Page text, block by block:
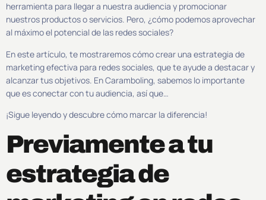
herramienta para llegar a nuestra audiencia y promocionar
nuestros productos o servicios. Pero, ¿cómo podemos aprovechar
al máximo el potencial de las redes sociales?
En este artículo, te mostraremos cómo crear una estrategia de
marketing efectiva para redes sociales, que te ayude a destacar y
alcanzar tus objetivos. En Caramboling, sabemos lo importante
que es conectar con tu audiencia, así que…
¡Sigue leyendo y descubre cómo marcar la diferencia!
Previamente a tu
estrategia de